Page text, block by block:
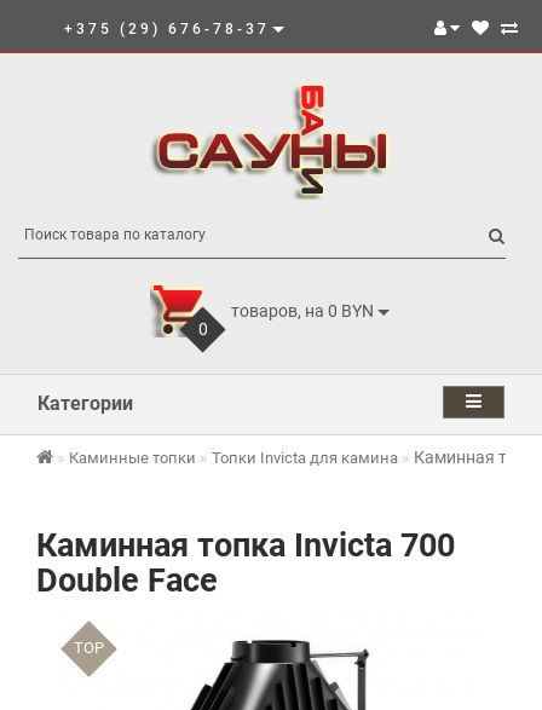
+375 (29) 676-78-37
0
товаров, на 0 BYN
Категории
Каминные топки Топки Invicta для камина Каминная
Каминная топка Invicta 700
Double Face
TOP